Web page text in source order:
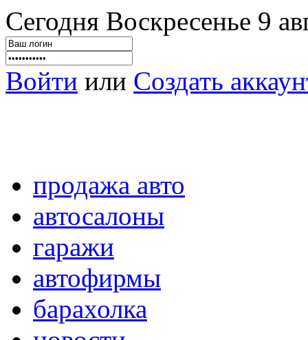
Сегодня Воскресенье 9
Войти или Создать
продажа авто
автосалоны
гаражи
автофирмы
барахолка